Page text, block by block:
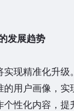
发展趋势
实现精准化升
的用户画像，
性化内容，提